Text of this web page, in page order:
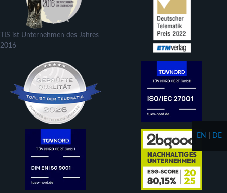
TIS ist Unternehmen des Jahres
2016
EN DE